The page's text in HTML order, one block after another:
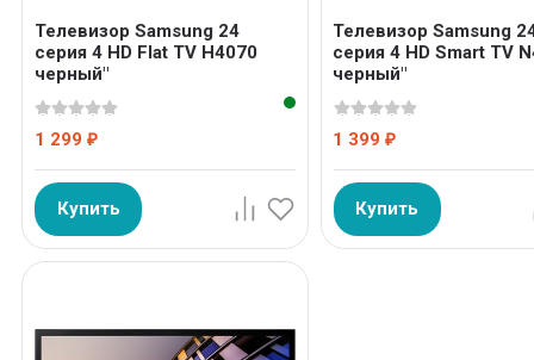
Телевизор Samsung 24
серия 4 HD Flat TV H4070
черный"
1 299₽
Купить
Телевизор Samsung
серия 4 HD Smart TV
черный"
1 399₽
Купить